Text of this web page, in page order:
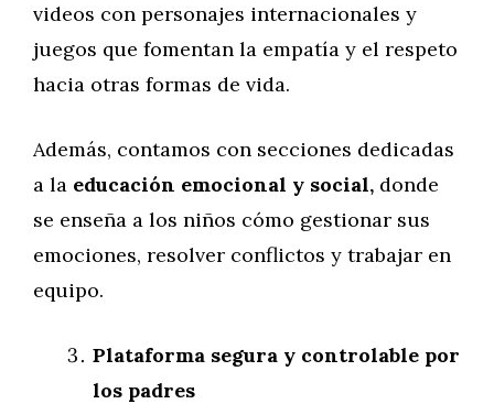
videos con personajes internacionales y
juegos que fomentan la empatía y el respeto
hacia otras formas de vida.
Además, contamos con secciones dedicadas
a la educación emocional y social, donde
se enseña a los niños cómo gestionar sus
emociones, resolver conflictos y trabajar en
equipo.
Plataforma segura y controlable por
los padres